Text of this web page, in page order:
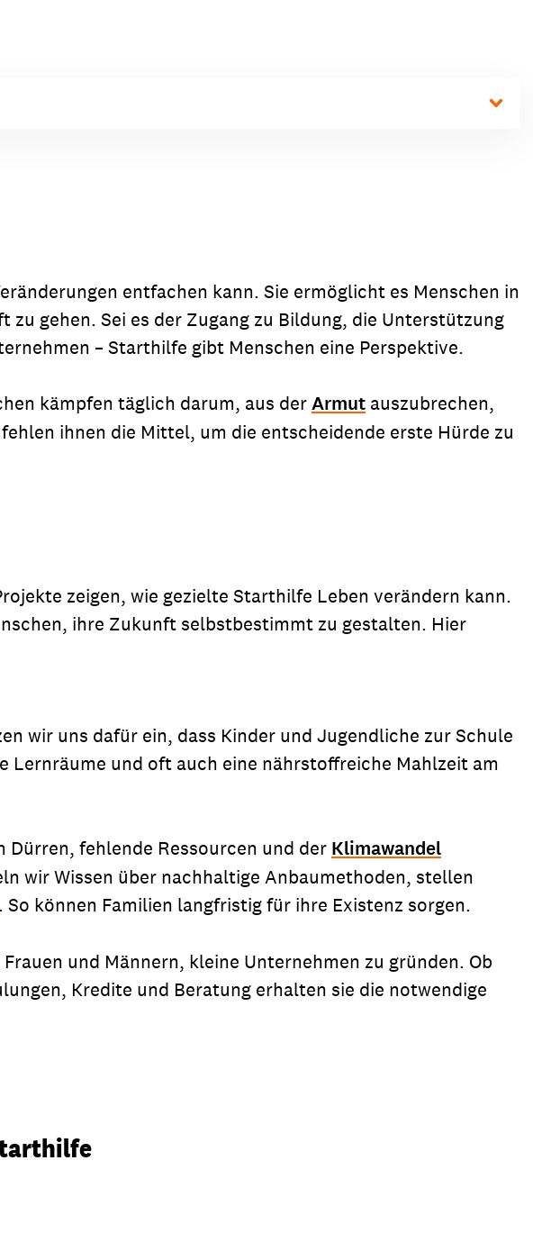
Gemeindematerial Fachpublikationen
Bildungsmaterial Projektmaterial
entfachen kann. Sie ermöglicht es Menschen in
gehen. Sei es der Zugang zu Bildung, die Unterstützung
– Starthilfe gibt Menschen eine Perspektive.
kämpfen täglich darum, aus derArmut auszubrechen,
ihnen die Mittel, um die entscheidende erste Hürde zu
zeigen, wie gezielte Starthilfe Leben verändern kann.
ihre Zukunft selbstbestimmt zu gestalten. Hier
wir uns dafür ein, dass Kinder und Jugendliche zur Schule
Lernräume und oft auch eine nährstoffreiche Mahlzeit am
fehlende Ressourcen und der Klimawandel
wir Wissen über nachhaltige Anbaumethoden, stellen
. So können Familien langfristig für ihre Existenz sorgen.
und Männern, kleine Unternehmen zu gründen. Ob
Kredite und Beratung erhalten sie die notwendige